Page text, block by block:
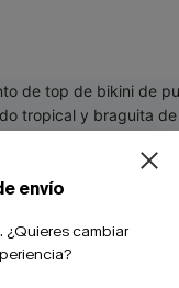
envío
. ¿Quieres cambiar
extra sin